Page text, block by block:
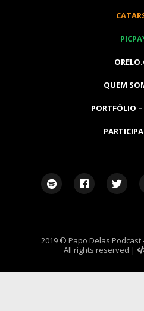
QUEM
PORTFÓLIO –
2019 © Papo Delas Podcast
All rights reserved |